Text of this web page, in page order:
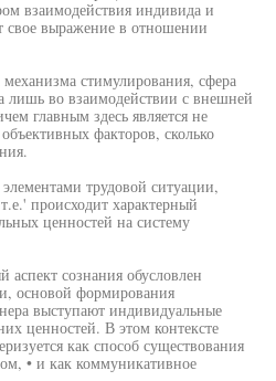
взаимодействия индивида и
свое выражение в отношении
стимулирования, сфера
лишь во взаимодействии с внешней
главным здесь является не
факторов, сколько
трудовой ситуации,
происходит характерный
ценностей на систему
аспект сознания обусловлен
основой формирования
выступают индивидуальные
ценностей. В этом контексте
как способ существования
• и как коммуникативное